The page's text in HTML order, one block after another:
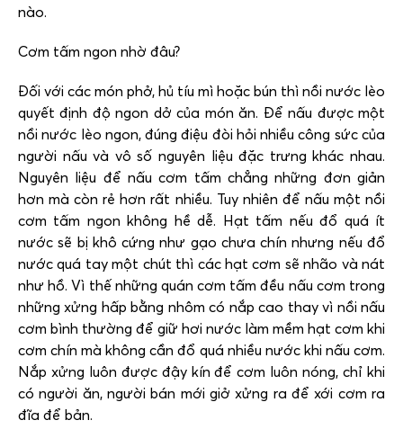
nào.
Cơm tấm ngon nhờ đâu?
Đối với các món phở, hủ tíu mì hoặc bún thì nồi nước lèo
quyết định độ ngon dở của món ăn. Để nấu được một
nồi nước lèo ngon, đúng điệu đòi hỏi nhiều công sức của
người nấu và vô số nguyên liệu đặc trưng khác nhau.
Nguyên liệu để nấu cơm tấm chẳng những đơn giản
hơn mà còn rẻ hơn rất nhiều. Tuy nhiên để nấu một nồi
cơm tấm ngon không hề dễ. Hạt tấm nếu đổ quá ít
nước sẽ bị khô cứng như gạo chưa chín nhưng nếu đổ
nước quá tay một chút thì các hạt cơm sẽ nhão và nát
như hồ. Vì thế những quán cơm tấm đều nấu cơm trong
những xửng hấp bằng nhôm có nắp cao thay vì nồi nấu
cơm bình thường để giữ hơi nước làm mềm hạt cơm khi
cơm chín mà không cần đổ quá nhiều nước khi nấu cơm.
Nắp xửng luôn được đậy kín để cơm luôn nóng, chỉ khi
có người ăn, người bán mới giở xửng ra để xới cơm ra
đĩa để bản.